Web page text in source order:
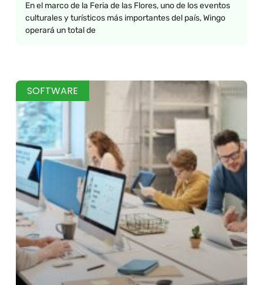
En el marco de la Feria de las Flores, uno de los eventos
culturales y turísticos más importantes del país, Wingo
operará un total de
SOFTWARE